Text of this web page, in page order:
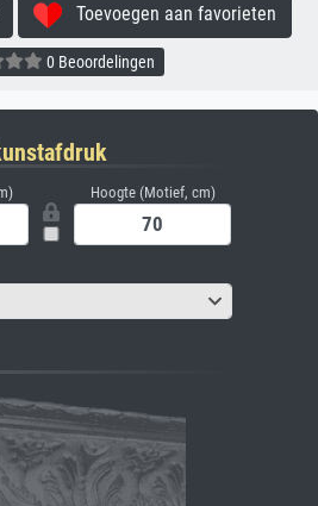
Toevoegen aan favorieten
0 Beoordelingen
Hoogte (Motief, cm)